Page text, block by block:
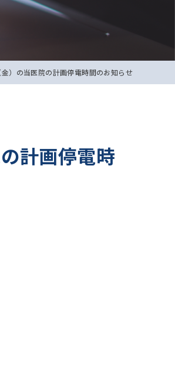
）の当医院の計画停電時間のお知らせ
計画停電時